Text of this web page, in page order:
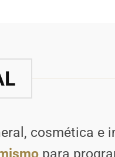
cosmética e